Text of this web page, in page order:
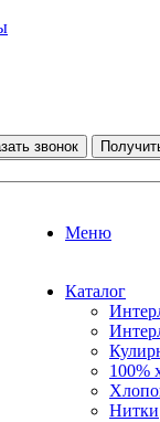
звонок
Меню
Каталог
100%
Нитки